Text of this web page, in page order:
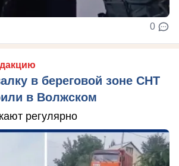
0
в береговой зоне СНТ
в Волжском
регулярно